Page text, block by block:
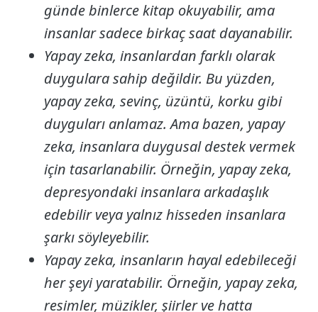
günde binlerce kitap okuyabilir, ama
insanlar sadece birkaç saat dayanabilir.
Yapay zeka, insanlardan farklı olarak
duygulara sahip değildir. Bu yüzden,
yapay zeka, sevinç, üzüntü, korku gibi
duyguları anlamaz. Ama bazen, yapay
zeka, insanlara duygusal destek vermek
için tasarlanabilir. Örneğin, yapay zeka,
depresyondaki insanlara arkadaşlık
edebilir veya yalnız hisseden insanlara
şarkı söyleyebilir.
Yapay zeka, insanların hayal edebileceği
her şeyi yaratabilir. Örneğin, yapay zeka,
resimler, müzikler, şiirler ve hatta